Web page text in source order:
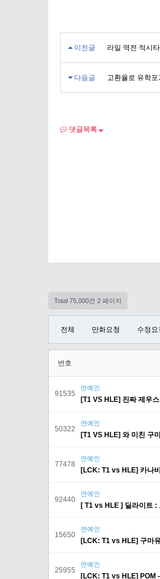
이전글 라일 역전 적시
다음글 고환율로 유학
댓글목록
Total 75,000건 2 페이지
전체 만화요청 수정요
번호
91535
연예인
[T1 VS HLE] 진짜 제우
50322
연예인
[T1 VS HLE] 와 미친 구
77478
연예인
[LCK: T1 vs HLE] 카나
92440
연예인
[ T1 vs HLE ] 딜라이트 :
15650
연예인
[LCK: T1 vs HLE] 구마
25955
연예인
[LCK: T1 vs HLE] POM